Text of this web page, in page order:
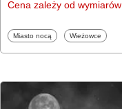
Cena zależy od wymiarów
Fototapety
Miasto nocą Fototapety
Wieżowce